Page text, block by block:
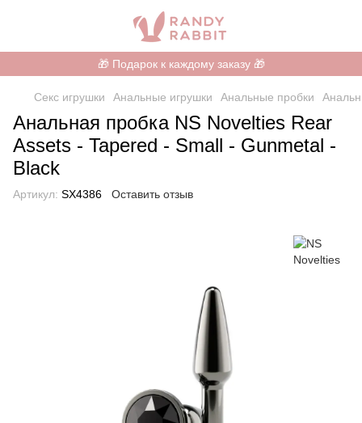
🎁 Подарок к каждому заказу 🎁
Секс игрушки Анальные игрушки Анальные пробки
Анальная пробка NS Novelties Rear
Assets - Tapered - Small - Gunmetal -
Black
Артикул: SX4386 Оставить отзыв